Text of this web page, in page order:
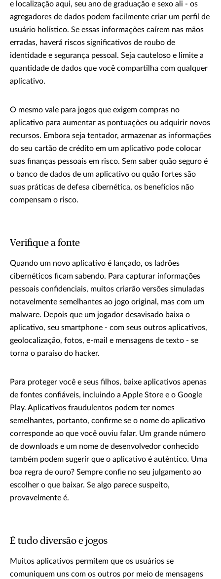
e localização aqui, seu ano de graduação e sexo ali - os
agregadores de dados podem facilmente criar um perfil de
usuário holístico. Se essas informações caírem nas mãos
erradas, haverá riscos significativos de roubo de
identidade e segurança pessoal. Seja cauteloso e limite a
quantidade de dados que você compartilha com qualquer
aplicativo.
O mesmo vale para jogos que exigem compras no
aplicativo para aumentar as pontuações ou adquirir novos
recursos. Embora seja tentador, armazenar as informações
do seu cartão de crédito em um aplicativo pode colocar
suas finanças pessoais em risco. Sem saber quão seguro é
o banco de dados de um aplicativo ou quão fortes são
suas práticas de defesa cibernética, os benefícios não
compensam o risco.
Verifique a fonte
Quando um novo aplicativo é lançado, os ladrões
cibernéticos ficam sabendo. Para capturar informações
pessoais confidenciais, muitos criarão versões simuladas
notavelmente semelhantes ao jogo original, mas com um
malware. Depois que um jogador desavisado baixa o
aplicativo, seu smartphone - com seus outros aplicativos,
geolocalização, fotos, e-mail e mensagens de texto - se
torna o paraíso do hacker.
Para proteger você e seus filhos, baixe aplicativos apenas
de fontes confiáveis, incluindo a Apple Store e o Google
Play. Aplicativos fraudulentos podem ter nomes
semelhantes, portanto, confirme se o nome do aplicativo
corresponde ao que você ouviu falar. Um grande número
de downloads e um nome de desenvolvedor conhecido
também podem sugerir que o aplicativo é autêntico. Uma
boa regra de ouro? Sempre confie no seu julgamento ao
escolher o que baixar. Se algo parece suspeito,
provavelmente é.
É tudo diversão e jogos
Muitos aplicativos permitem que os usuários se
comuniquem uns com os outros por meio de mensagens